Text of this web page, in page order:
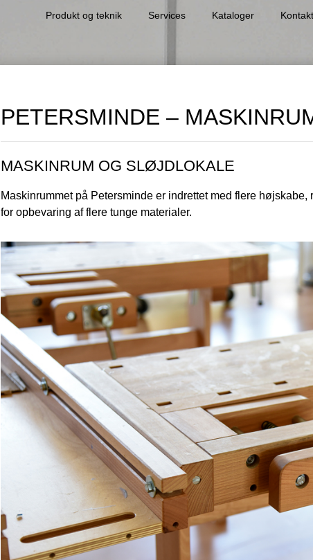
Produkt og teknik Services Kataloger Kontakt
PETERSMINDE –
MASKINRUM OG SLØJDLOKALE
Maskinrummet på Petersminde er indrettet med flere
for opbevaring af flere tunge materialer.